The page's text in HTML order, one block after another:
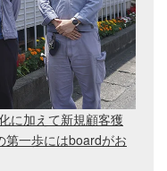
に加えて新規顧客獲
第一歩にはboardがお